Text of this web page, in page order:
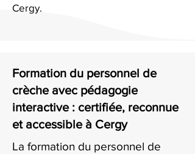
Cergy.
Formation du personnel de
crèche avec pédagogie
interactive : certifiée, reconnue
et accessible à Cergy
La formation du personnel de